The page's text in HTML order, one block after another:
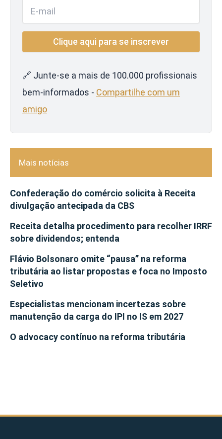
🔗 Junte-se a mais de 100.000 profissionais
bem-informados - Compartilhe com um
amigo
Mais notícias
Confederação do comércio solicita à Receita
divulgação antecipada da CBS
Receita detalha procedimento para recolher IRRF
sobre dividendos; entenda
Flávio Bolsonaro omite “pausa” na reforma
tributária ao listar propostas e foca no Imposto
Seletivo
Especialistas mencionam incertezas sobre
manutenção da carga do IPI no IS em 2027
O advocacy contínuo na reforma tributária